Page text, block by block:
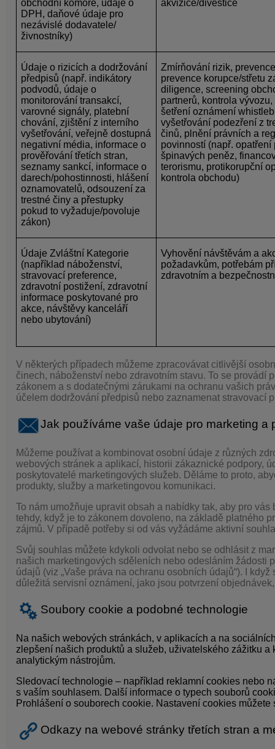
obchodní komoře, údaje o
DPH, daňové údaje pro
nezávislé dodavatele/
živnostníky)
akvizice/divestice
Údaje o rizicích a dodržování
předpisů (např. indikátory
podvodů, údaje o
monitorování transakcí,
varovné signály, platební
chování, zjištění z interního
vyšetřování, veřejně dostupná
negativní média, informace o
prověřování třetích stran,
seznamy sankcí, informace o
darech/pohostinnosti, hlášení
oznamovatelů, odsouzení za
trestné činy a přestupky
pokud to vyžaduje/povoluje
zákon)
Zmírňování rizik,
prevence korupce/střetu
diligence, screening
partnerů, kontrola vývozu,
šetření oznámení
vyšetřování podezření z
činů, plnění právních a
povinností (např. opatření
špinavých peněz,
terorismu, protikorupční
kontrola obchodu)
Údaje Zvláštní Kategorie
(například náboženství,
stravovací preference,
zdravotní postižení, zdravotní
informace poskytované pro
akce, návštěvy kanceláří
nebo ubytování)
Vyhovění návštěvám a
požadavkům, potřebám
zdravotním a
V některých případech můžeme zpracovávat citlivější
činech, náboženství nebo zdravotním stavu. To se provádí
zákonem a s dodatečnými zárukami na ochranu vašich
účelem dodržování předpisů nebo zaznamenat stravovací
Jak používáme vaše údaje pro marketing a
Můžeme používat a kombinovat osobní údaje z různých
webových stránek a aplikací, historii zákaznické podpory,
poskytovatelé marketingových služeb. Děláme to proto,
produkty, služby a marketingovou komunikaci.
To nám umožňuje upravit obsah a nabídky tak, aby pro
tehdy, když je to zákonem dovoleno, na základě platného
zájmů. V případě potřeby si od vás vyžádáme aktivní
Svůj souhlas můžete kdykoli odvolat nebo se odhlásit z
našich marketingových sděleních nebo odesláním žádosti
údajů (viz „Vaše práva na ochranu osobních údajů“). I
důležitá servisní oznámení, jako jsou potvrzení
Soubory cookie a podobné technologie
Na našich webových stránkách, v aplikacích a na
zlepšení našich produktů a služeb, uživatelského zážitku
analytickým nástrojům.
Sledovací technologie – například reklamní cookies nebo
s vaším souhlasem. Další informace o typech souborů
Prohlášení o souborech cookie. Nastavení cookies
Odkazy na webové stránky třetích stran a